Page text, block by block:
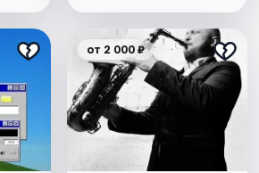
от 2 000 ₽